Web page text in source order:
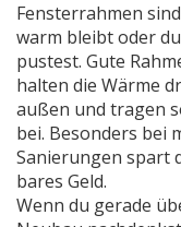
Fensterrahmen
warm bleibt oder
pustest. Gute
halten die Wärme
außen und tragen
bei. Besonders bei
Sanierungen spart
bares Geld.
Wenn du gerade